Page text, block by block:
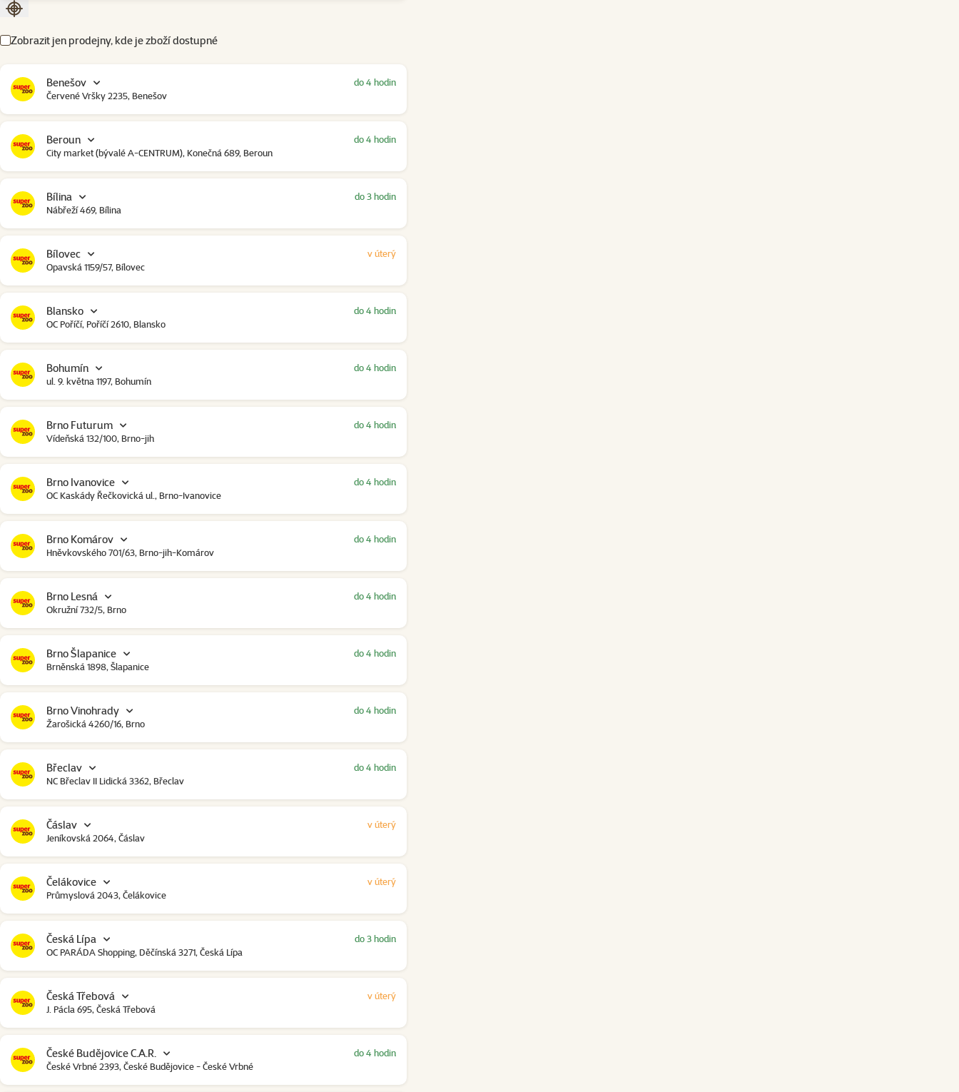
Seřadit podle aktuální polohy
Zobrazit jen prodejny, kde je zboží dostupné
Benešov
Červené Vršky 2235, Benešov
do 4 hodin
Beroun
City market (bývalé A-CENTRUM), Konečná 689, Beroun
do 4 hodin
Bílina
Nábřeží 469, Bílina
do 3 hodin
Bílovec
Opavská 1159/57, Bílovec
v úterý
Blansko
OC Poříčí, Poříčí 2610, Blansko
do 4 hodin
Bohumín
ul. 9. května 1197, Bohumín
do 4 hodin
Brno Futurum
Vídeňská 132/100, Brno-jih
do 4 hodin
Brno Ivanovice
OC Kaskády Řečkovická ul., Brno-Ivanovice
do 4 hodin
Brno Komárov
Hněvkovského 701/63, Brno-jih-Komárov
do 4 hodin
Brno Lesná
Okružní 732/5, Brno
do 4 hodin
Brno Šlapanice
Brněnská 1898, Šlapanice
do 4 hodin
Brno Vinohrady
Žarošická 4260/16, Brno
do 4 hodin
Břeclav
NC Břeclav II Lidická 3362, Břeclav
do 4 hodin
Čáslav
Jeníkovská 2064, Čáslav
v úterý
Čelákovice
Průmyslová 2043, Čelákovice
v úterý
Česká Lípa
OC PARÁDA Shopping, Děčínská 3271, Česká Lípa
do 3 hodin
Česká Třebová
J. Pácla 695, Česká Třebová
v úterý
České Budějovice C.A.R.
České Vrbné 2393, České Budějovice - České Vrbné
do 4 hodin